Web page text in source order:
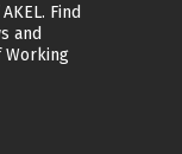
Find
and
Working